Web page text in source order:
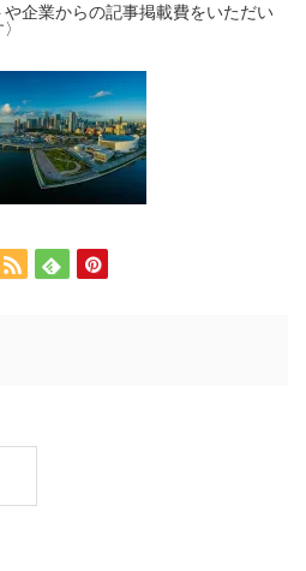
や企業からの記事掲載費をいただい